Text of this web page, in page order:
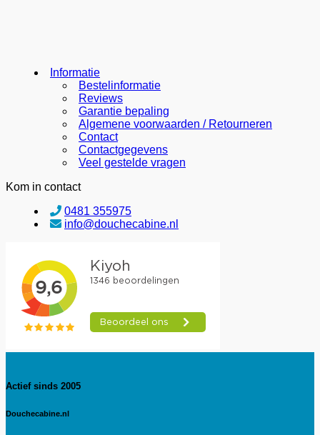
Informatie
Bestelinformatie
Reviews
Garantie bepaling
Algemene voorwaarden / Retourneren
Contact
Contactgegevens
Veel gestelde vragen
Kom in contact
0481 355975
info@douchecabine.nl
Actief sinds 2005
Douchecabine.nl